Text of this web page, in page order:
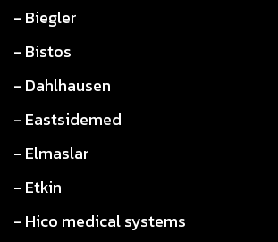
- Biegler
- Bistos
- Dahlhausen
- Eastsidemed
- Elmaslar
- Etkin
- Hico medical systems